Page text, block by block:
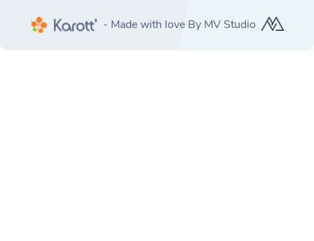
- Made with love By MV Studio